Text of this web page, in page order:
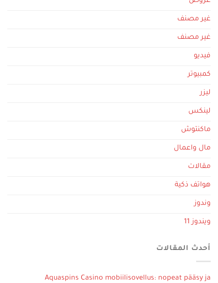
غير مصنف
غير مصنف
فيديو
كمبيوتر
ليزر
لينكس
ماكنتوش
مال واعمال
مقالات
هواتف ذكية
وندوز
ويندوز 11
أحدث المقالات
Aquaspins Casino mobiilisovellus: nopeat pääsy ja